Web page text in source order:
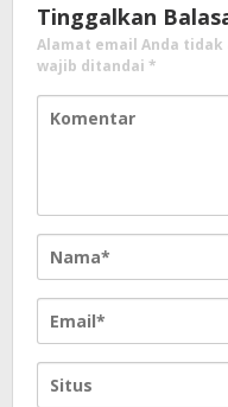
Tinggalkan
Alamat email Anda
wajib ditandai *